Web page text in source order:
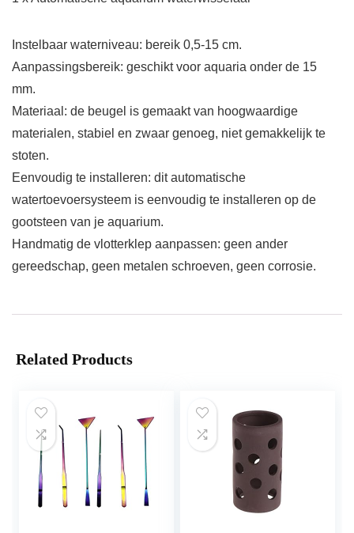
Instelbaar waterniveau: bereik 0,5-15 cm.
Aanpassingsbereik: geschikt voor aquaria onder de 15
mm.
Materiaal: de beugel is gemaakt van hoogwaardige
materialen, stabiel en zwaar genoeg, niet gemakkelijk te
stoten.
Eenvoudig te installeren: dit automatische
watertoevoersysteem is eenvoudig te installeren op de
gootsteen van je aquarium.
Handmatig de vlotterklep aanpassen: geen ander
gereedschap, geen metalen schroeven, geen corrosie.
Related Products